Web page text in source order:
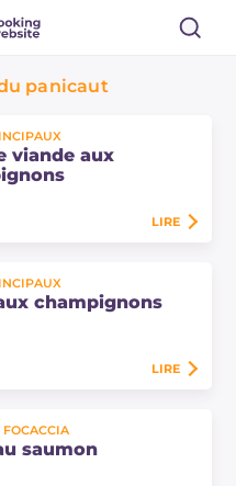
panicaut
viande aux
est une délicieuse
à essayer
LIRE
champignons
simple et
sans crème,
LIRE
FOCACCIA
saumon